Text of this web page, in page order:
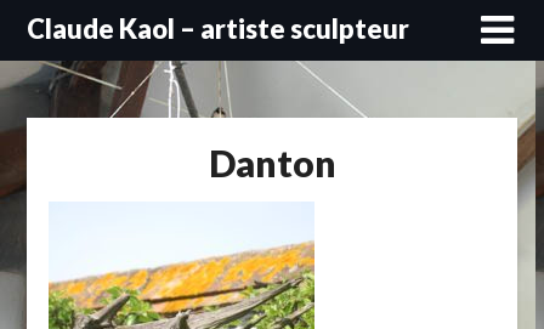
Skip
content
Claude Kaol – artiste sculpteur
Danton